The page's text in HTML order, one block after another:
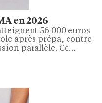
en 2026
56 000 euros
après prépa, contre
parallèle. Ce
intégrer les frais